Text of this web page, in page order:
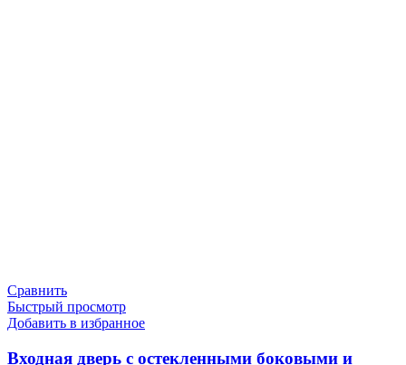
Сравнить
Быстрый просмотр
Добавить в избранное
Входная дверь с остекленными боковыми и